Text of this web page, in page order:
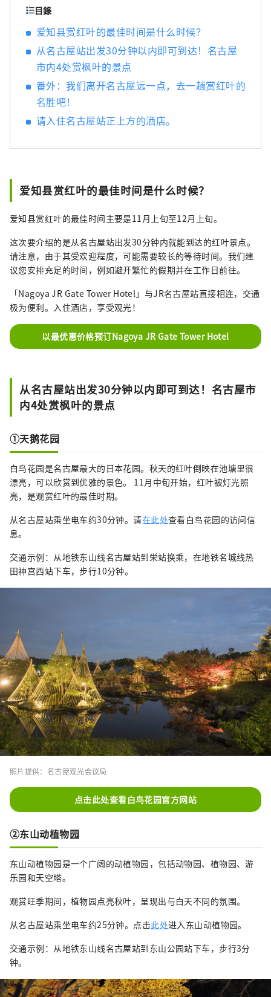
目錄
爱知县赏红叶的最佳时间是什么时候？
从名古屋站出发30分钟以内即可到达！名古屋
市内4处赏枫叶的景点
番外：我们离开名古屋远一点，去一趟赏红叶的
名胜吧！
请入住名古屋站正上方的酒店。
爱知县赏红叶的最佳时间是什么时候？
爱知县赏红叶的最佳时间主要是11月上旬至12月上旬。
这次要介绍的是从名古屋站出发30分钟内就能到达的红叶景点。
请注意，由于其受欢迎程度，可能需要较长的等待时间。我们建
议您安排充足的时间，例如避开繁忙的假期并在工作日前往。
「Nagoya JR Gate Tower Hotel」与JR名古屋站直接相连，交通
极为便利。入住酒店，享受观光！
以最优惠价格预订Nagoya JR Gate Tower Hotel
从名古屋站出发30分钟以内即可到达！名古屋市
内4处赏枫叶的景点
①天鹅花园
白鸟花园是名古屋最大的日本花园。秋天的红叶倒映在池塘里很
漂亮，可以欣赏到优雅的景色。 11月中旬开始，红叶被灯光照
亮，是观赏红叶的最佳时期。
从名古屋站乘坐电车约30分钟。请在此处查看白鸟花园的访问信
息。
交通示例：从地铁东山线名古屋站到栄站换乘，在地铁名城线热
田神宫西站下车，步行10分钟。
照片提供：名古屋观光会议局
点击此处查看白鸟花园官方网站
➁东山动植物园
东山动植物园是一个广阔的动植物园，包括动物园、植物园、游
乐园和天空塔。
观赏旺季期间，植物园点亮秋叶，呈现出与白天不同的氛围。
从名古屋站乘坐电车约25分钟。点击此处进入东山动植物园。
交通示例：从地铁东山线名古屋站到东山公园站下车，步行3分
钟。